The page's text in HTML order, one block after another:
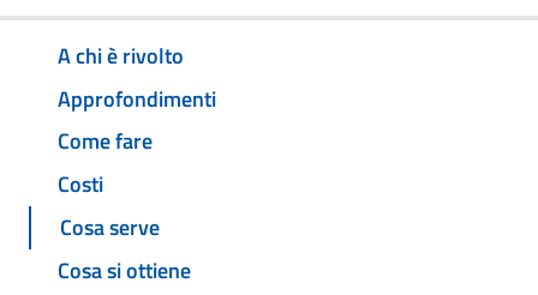
A chi è rivolto
Approfondimenti
Come fare
Costi
Cosa serve
Cosa si ottiene